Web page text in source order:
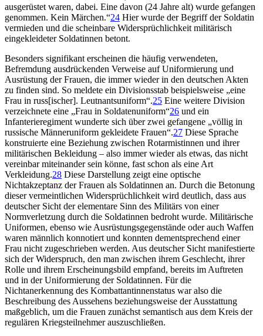
ausgerüstet waren, dabei. Eine davon (24 Jahre alt) wurde gefangen
genommen. Kein Märchen.“24 Hier wurde der Begriff der Soldatin
vermieden und die scheinbare Widersprüchlichkeit militärisch
eingekleideter Soldatinnen betont.
Besonders signifikant erscheinen die häufig verwendeten,
Befremdung ausdrückenden Verweise auf Uniformierung und
Ausrüstung der Frauen, die immer wieder in den deutschen Akten
zu finden sind. So meldete ein Divisionsstab beispielsweise „eine
Frau in russ[ischer]. Leutnantsuniform“.25 Eine weitere Division
verzeichnete eine „Frau in Soldatenuniform“26 und ein
Infanterieregiment wunderte sich über zwei gefangene „völlig in
russische Männeruniform gekleidete Frauen“.27 Diese Sprache
konstruierte eine Beziehung zwischen Rotarmistinnen und ihrer
militärischen Bekleidung – also immer wieder als etwas, das nicht
vereinbar miteinander sein könne, fast schon als eine Art
Verkleidung.28 Diese Darstellung zeigt eine optische
Nichtakzeptanz der Frauen als Soldatinnen an. Durch die Betonung
dieser vermeintlichen Widersprüchlichkeit wird deutlich, dass aus
deutscher Sicht der elementare Sinn des Militärs von einer
Normverletzung durch die Soldatinnen bedroht wurde. Militärische
Uniformen, ebenso wie Ausrüstungsgegenstände oder auch Waffen
waren männlich konnotiert und konnten dementsprechend einer
Frau nicht zugeschrieben werden. Aus deutscher Sicht manifestierte
sich der Widerspruch, den man zwischen ihrem Geschlecht, ihrer
Rolle und ihrem Erscheinungsbild empfand, bereits im Auftreten
und in der Uniformierung der Soldatinnen. Für die
Nichtanerkennung des Kombattantinnenstatus war also die
Beschreibung des Aussehens beziehungsweise der Ausstattung
maßgeblich, um die Frauen zunächst semantisch aus dem Kreis der
regulären Kriegsteilnehmer auszuschließen.